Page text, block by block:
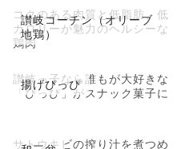
讃岐コーチン（オリーブ
地鶏）
コクのある肉質と低脂肪、低
カロリーが魅力のヘルシーな
鶏肉
揚げぴっぴ
讃岐っ子なら誰もが大好きな
「ぴっぴ」がスナック菓子に
サトウキビの搾り汁を煮つめ